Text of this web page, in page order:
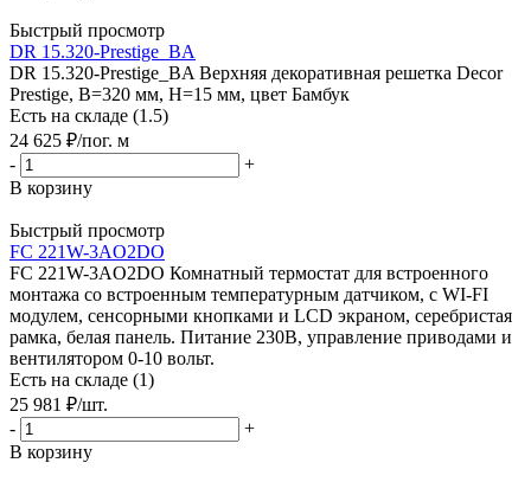
Быстрый просмотр
DR 15.320-Prestige_BA
DR 15.320-Prestige_BA Верхняя декоративная решетка Decor
Prestige, В=320 мм, H=15 мм, цвет Бамбук
Есть на складе (1.5)
24 625 ₽/пог. м
-
+
В корзину
Быстрый просмотр
FC 221W-3AO2DO
FC 221W-3AO2DO Комнатный термостат для встроенного
монтажа со встроенным температурным датчиком, с WI-FI
модулем, сенсорными кнопками и LCD экраном, серебристая
рамка, белая панель. Питание 230В, управление приводами и
вентилятором 0-10 вольт.
Есть на складе (1)
25 981 ₽/шт.
-
+
В корзину